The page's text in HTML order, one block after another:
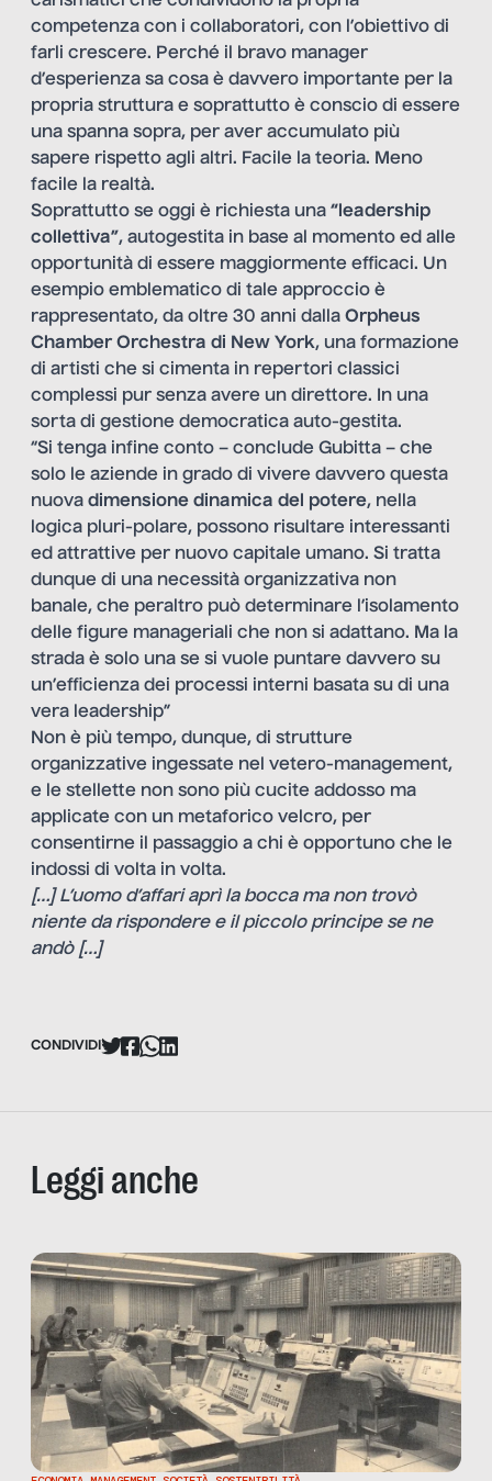
competenza con i collaboratori, con l’obiettivo di
farli crescere. Perché il bravo manager
d’esperienza sa cosa è davvero importante per la
propria struttura e soprattutto è conscio di essere
una spanna sopra, per aver accumulato più
sapere rispetto agli altri. Facile la teoria. Meno
facile la realtà.
Soprattutto se oggi è richiesta una “leadership
collettiva”, autogestita in base al momento ed alle
opportunità di essere maggiormente efficaci. Un
esempio emblematico di tale approccio è
rappresentato, da oltre 30 anni dalla Orpheus
Chamber Orchestra di New York, una formazione
di artisti che si cimenta in repertori classici
complessi pur senza avere un direttore. In una
sorta di gestione democratica auto-gestita.
“Si tenga infine conto – conclude Gubitta – che
solo le aziende in grado di vivere davvero questa
nuova dimensione dinamica del potere, nella
logica pluri-polare, possono risultare interessanti
ed attrattive per nuovo capitale umano. Si tratta
dunque di una necessità organizzativa non
banale, che peraltro può determinare l’isolamento
delle figure manageriali che non si adattano. Ma la
strada è solo una se si vuole puntare davvero su
un’efficienza dei processi interni basata su di una
vera leadership”
Non è più tempo, dunque, di strutture
organizzative ingessate nel vetero-management,
e le stellette non sono più cucite addosso ma
applicate con un metaforico velcro, per
consentirne il passaggio a chi è opportuno che le
indossi di volta in volta.
[…] L’uomo d’affari aprì la bocca ma non trovò
niente da rispondere e il piccolo principe se ne
andò […]
CONDIVIDI
Leggi anche